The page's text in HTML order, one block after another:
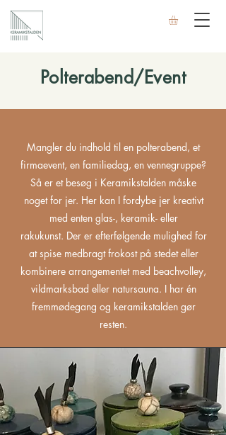
Polterabend/Event
Mangler du indhold til en polterabend, et
firmaevent, en familiedag, en vennegruppe?
Så er et besøg i Keramikstalden måske
noget for jer. Her kan I fordybe jer kreativt
med enten glas-, keramik- eller
rakukunst. Der er efterfølgende mulighed for
at spise medbragt frokost på stedet eller
kombinere arrangementet med beachvolley,
vildmarksbad eller natursauna. I har én
fremmødegang og keramikstalden gør
resten.